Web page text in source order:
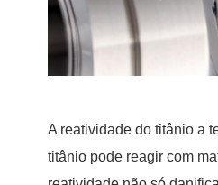
A reatividade do titânio a
titânio pode reagir com